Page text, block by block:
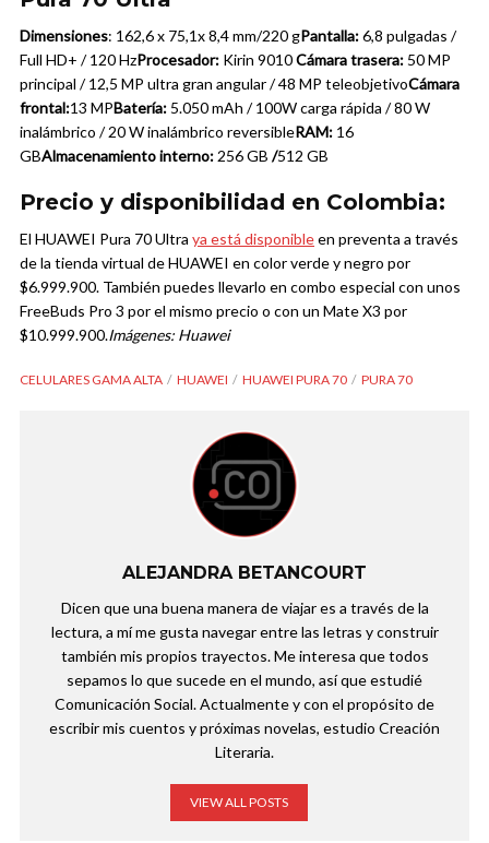
Dimensiones: 162,6 x 75,1x 8,4 mm/220 gPantalla:6,8 pulgadas /
Full HD+ / 120 HzProcesador: Kirin 9010Cámara trasera: 50 MP
principal / 12,5 MP ultra gran angular / 48 MP teleobjetivoCámara
frontal:13 MPBatería: 5.050 mAh / 100W carga rápida / 80 W
inalámbrico / 20 W inalámbrico reversibleRAM: 16
GBAlmacenamiento interno: 256 GB /512 GB
Precio y disponibilidad en Colombia:
El HUAWEI Pura 70 Ultra ya está disponibleen preventa a través
de la tienda virtual de HUAWEI en color verde y negro por
$6.999.900. También puedes llevarlo en combo especial con unos
FreeBuds Pro 3 por el mismo precio o con un Mate X3 por
$10.999.900.Imágenes: Huawei
CELULARES GAMA ALTA HUAWEI HUAWEI PURA 70 PURA 70
ALEJANDRA BETANCOURT
Dicen que una buena manera de viajar es a través de la
lectura, a mí me gusta navegar entre las letras y construir
también mis propios trayectos. Me interesa que todos
sepamos lo que sucede en el mundo, así que estudié
Comunicación Social. Actualmente y con el propósito de
escribir mis cuentos y próximas novelas, estudio Creación
Literaria.
VIEW ALL POSTS